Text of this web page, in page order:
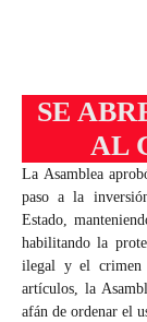
SE
AL
La Asamblea
paso a la
Estado,
habilitando la
ilegal y el crimen
artículos, la
afán de ordenar el